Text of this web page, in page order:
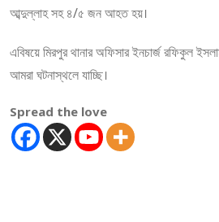
আব্দুল্লাহ সহ ৪/৫ জন আহত হয়।
এবিষয়ে মিরপুর থানার অফিসার ইনচার্জ রফিকুল
আমরা ঘটনাস্থলে যাচ্ছি।
Spread the love